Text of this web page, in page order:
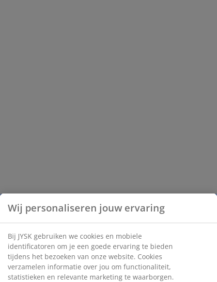
Wij personaliseren jouw ervaring
Bij JYSK gebruiken we cookies en mobiele
identificatoren om je een goede ervaring te bieden
tijdens het bezoeken van onze website. Cookies
verzamelen informatie over jou om functionaliteit,
statistieken en relevante marketing te waarborgen.